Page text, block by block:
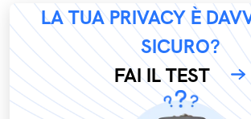
LA TUA PRIVACY È
SICURO?
FAI IL TEST